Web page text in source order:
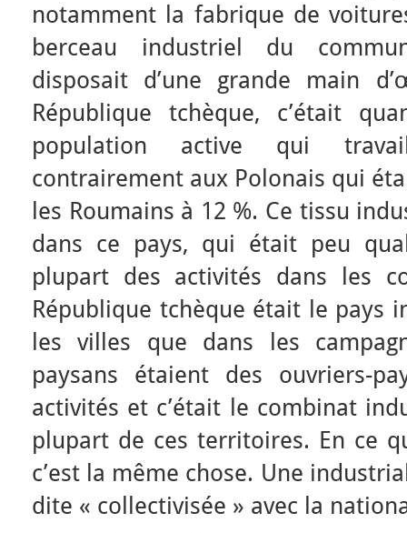
notamment la fabrique de
berceau industriel du
disposait d’une grande main
République tchèque, c’était
population active qui
contrairement aux Polonais qui
les Roumains à 12 %. Ce tissu
dans ce pays, qui était peu
plupart des activités dans les
République tchèque était le pays
les villes que dans les
paysans étaient des ouvriers-
activités et c’était le combinat
plupart de ces territoires. En ce
c’est la même chose. Une
dite « collectivisée » avec la